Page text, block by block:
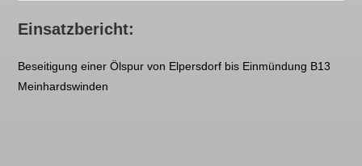
Einsatzbericht:
Beseitigung einer Ölspur von Elpersdorf bis Einmündung B13
Meinhardswinden